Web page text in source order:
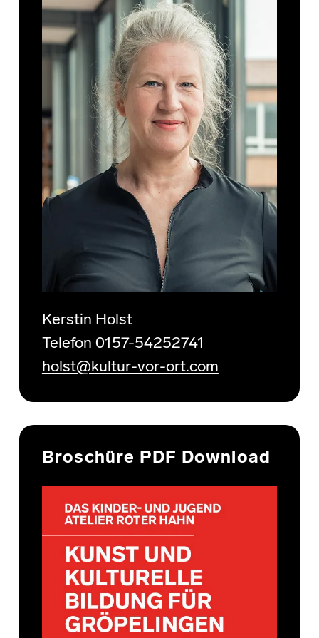
Kerstin Holst
Telefon 0157-54252741
holst@kultur-vor-ort.com
Broschüre PDF Download